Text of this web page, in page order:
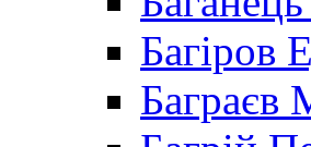
Багіров
Баграєв